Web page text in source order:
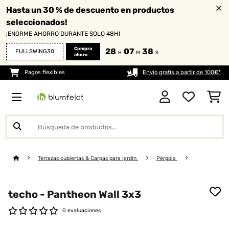
Hasta un 30 % de descuento en productos
seleccionados!
¡ENORME AHORRO DURANTE SOLO 48H!
FULLSWING30
Compra
ahora
28 H 07 M 38 S
Pagos flexibles Envío gratis a partir de 100€*
Terrazas cubiertas & Carpas para jardín Pérgola
techo - Pantheon Wall 3x3
0 evaluaciones